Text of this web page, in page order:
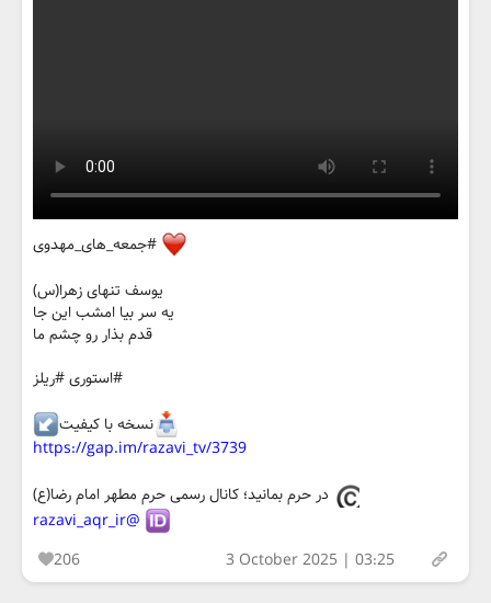
#جمعه_های_مهدوی
یوسف تنهای زهرا(س)
یه سر بیا امشب این جا
قدم‌ بذار رو چشم ما
#استوری #ریلز
نسخه با کیفیت
https://gap.im/razavi_tv/3739
در حرم بمانید؛ کانال رسمی حرم مطهر امام رضا(ع)
@razavi_aqr_ir
206
3 October 2025 | 03:25